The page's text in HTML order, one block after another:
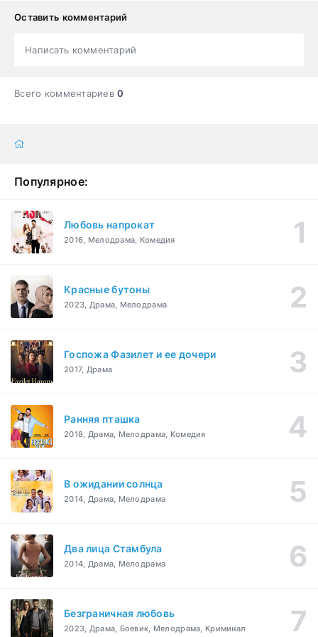
Оставить комментарий
Написать комментарий
Всего комментариев0
Популярное:
Любовь напрокат
2016, Мелодрама, Комедия
Красные бутоны
2023, Драма, Мелодрама
Госпожа Фазилет и ее дочери
2017, Драма
Ранняя пташка
2018, Драма, Мелодрама, Комедия
В ожидании солнца
2014, Драма, Мелодрама
Два лица Стамбула
2014, Драма, Мелодрама
Безграничная любовь
2023, Драма, Боевик, Мелодрама, Криминал